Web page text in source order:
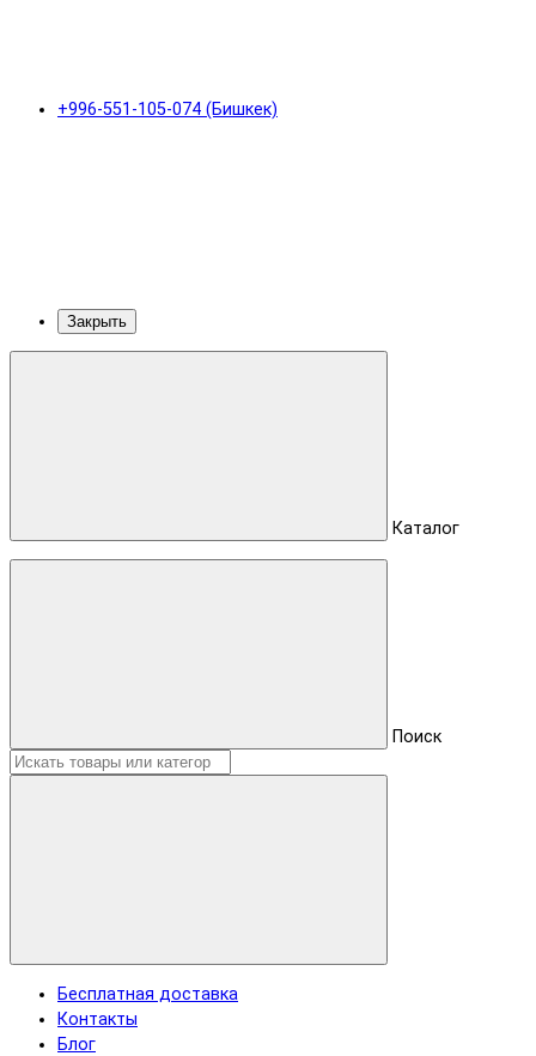
+996-551-105-074 (Бишкек)
Закрыть
Каталог
Поиск
Бесплатная доставка
Контакты
Блог